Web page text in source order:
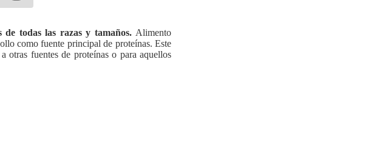
todas las razas y tamaños. Alimento
como fuente principal de proteínas. Este
otras fuentes de proteínas o para aquellos